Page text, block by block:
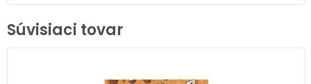
Súvisiaci tovar